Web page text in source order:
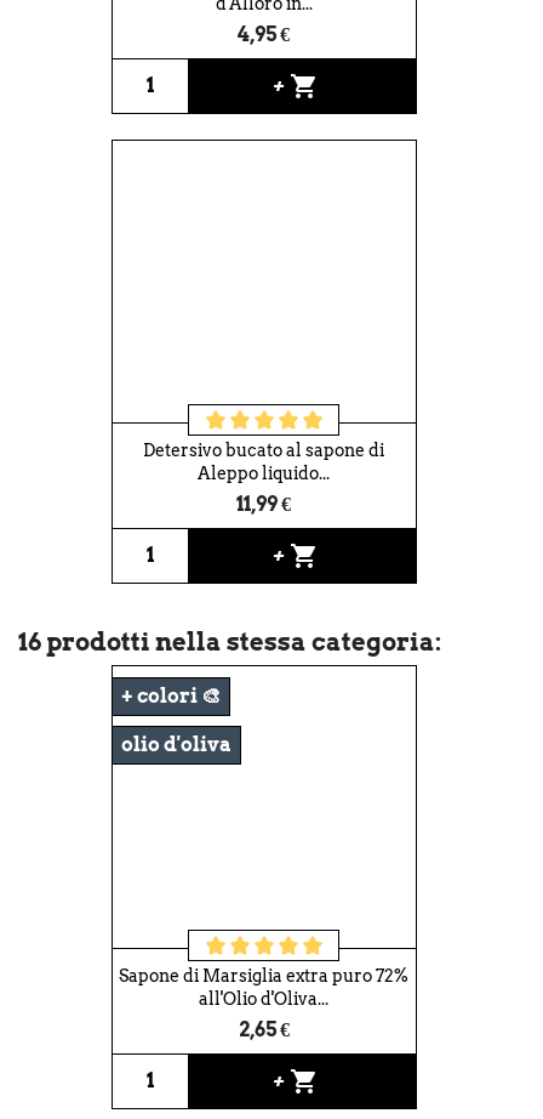
4,95 €
+ shopping_cart
Detersivo bucato al sapone di
Aleppo liquido...
11,99 €
+ shopping_cart
16 prodotti nella stessa categoria:
Sapone di Marsiglia extra puro 72%
all'Olio d'Oliva...
2,65 €
+ shopping_cart
+ colori 🎨
olio d'oliva